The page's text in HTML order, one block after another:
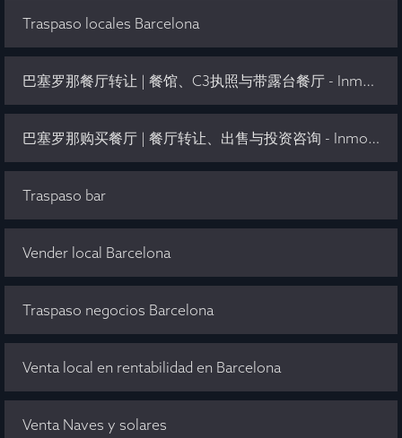
Traspaso locales Barcelona
巴塞罗那餐厅转让 | 餐馆、C3执照与带露台餐厅 - Inmo Olaya
巴塞罗那购买餐厅 | 餐厅转让、出售与投资咨询 - Inmo Olaya
Traspaso bar
Vender local Barcelona
Traspaso negocios Barcelona
Venta local en rentabilidad en Barcelona
Venta Naves y solares